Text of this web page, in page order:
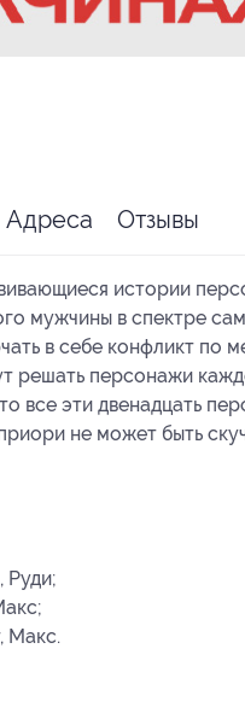
Адреса Отзывы
истории
мужчины в спектре
в себе конфликт по
решать персонажи
все эти двенадцать
не может быть
Макс.